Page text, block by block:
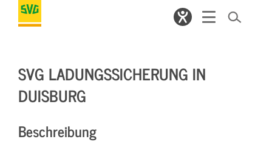
SVG LADUNGSSICHERUNG IN
DUISBURG
Beschreibung